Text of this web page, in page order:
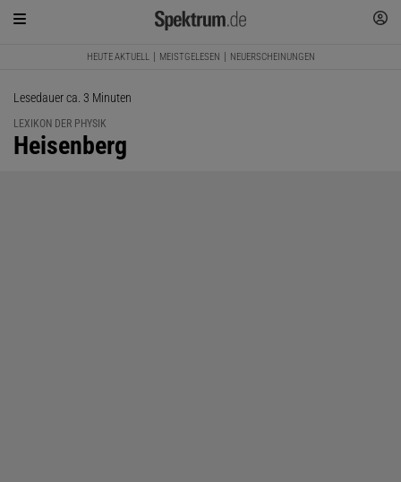
HEUTE AKTUELL MEISTGELESEN NEUERSCHEINUNGEN
Lesedauer ca. 3 Minuten
LEXIKON DER PHYSIK
:
Heisenberg